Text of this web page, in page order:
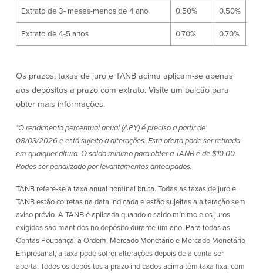
Extrato de 3- meses-menos de 4 ano 0.50% 0.50%
Extrato de 4-5 anos 0.70% 0.70%
Os prazos, taxas de juro e TANB acima aplicam-se apenas
aos depósitos a prazo com extrato. Visite um balcão para
obter mais informações.
*O rendimento percentual anual (APY) é preciso a partir de
08/03/2026 e está sujeito a alterações. Esta oferta pode ser retirada
em qualquer altura. O saldo mínimo para obter a TANB é de $10.00.
Podes ser penalizado por levantamentos antecipados.
TANB refere-se à taxa anual nominal bruta. Todas as taxas de juro e
TANB estão corretas na data indicada e estão sujeitas a alteração sem
aviso prévio. A TANB é aplicada quando o saldo mínimo e os juros
exigidos são mantidos no depósito durante um ano. Para todas as
Contas Poupança, à Ordem, Mercado Monetário e Mercado Monetário
Empresarial, a taxa pode sofrer alterações depois de a conta ser
aberta. Todos os depósitos a prazo indicados acima têm taxa fixa, com